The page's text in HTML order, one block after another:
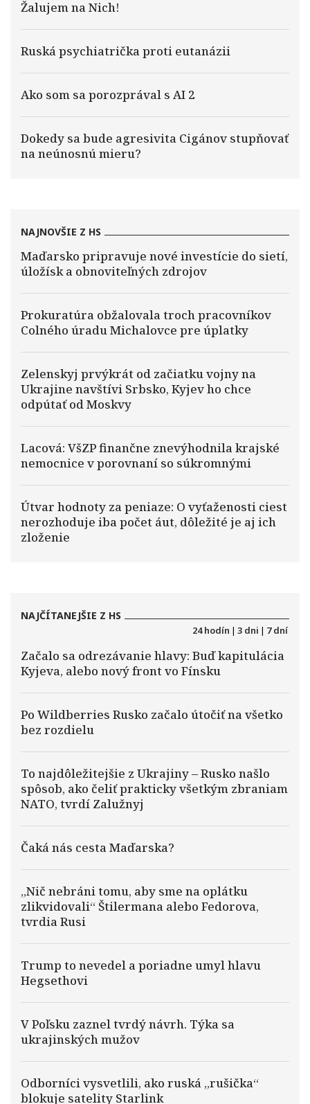
Žalujem na Nich!
Ruská psychiatrička proti eutanázii
Ako som sa porozprával s AI 2
Dokedy sa bude agresivita Cigánov stupňovať
na neúnosnú mieru?
NAJNOVŠIE Z HS
Maďarsko pripravuje nové investície do sietí,
úložísk a obnoviteľných zdrojov
Prokuratúra obžalovala troch pracovníkov
Colného úradu Michalovce pre úplatky
Zelenskyj prvýkrát od začiatku vojny na
Ukrajine navštívi Srbsko, Kyjev ho chce
odpútať od Moskvy
Lacová: VšZP finančne znevýhodnila krajské
nemocnice v porovnaní so súkromnými
Útvar hodnoty za peniaze: O vyťaženosti ciest
nerozhoduje iba počet áut, dôležité je aj ich
zloženie
NAJČÍTANEJŠIE Z HS
24 hodín | 3 dni | 7 dní
Začalo sa odrezávanie hlavy: Buď kapitulácia
Kyjeva, alebo nový front vo Fínsku
Po Wildberries Rusko začalo útočiť na všetko
bez rozdielu
To najdôležitejšie z Ukrajiny – Rusko našlo
spôsob, ako čeliť prakticky všetkým zbraniam
NATO, tvrdí Zalužnyj
Čaká nás cesta Maďarska?
„Nič nebráni tomu, aby sme na oplátku
zlikvidovali“ Štilermana alebo Fedorova,
tvrdia Rusi
Trump to nevedel a poriadne umyl hlavu
Hegsethovi
V Poľsku zaznel tvrdý návrh. Týka sa
ukrajinských mužov
Odborníci vysvetlili, ako ruská „rušička“
blokuje satelity Starlink